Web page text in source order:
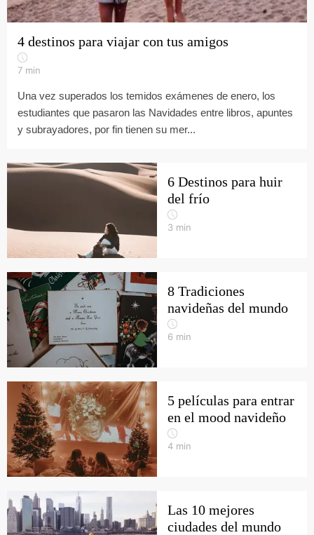
4 destinos para viajar con tus amigos
7 min
Una vez superados los temidos exámenes de enero, los
estudiantes que pasaron las Navidades entre libros, apuntes
y subrayadores, por fin tienen su mer...
6 Destinos para huir
del frío
3 min
8 Tradiciones
navideñas del mundo
6 min
5 películas para entrar
en el mood navideño
4 min
Las 10 mejores
ciudades del mundo